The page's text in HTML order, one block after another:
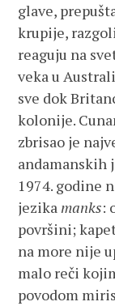
glave,
krupije,
reaguju na
veka u
sve dok
kolonije.
zbrisao je
andamanskih
1974. godine
jezika manks:
površini;
na more nije
malo reči
povodom